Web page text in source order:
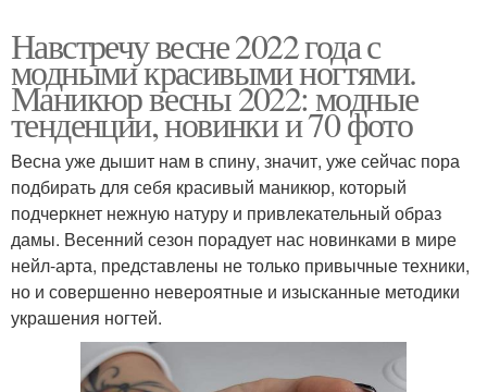
Навстречу весне 2022 года с
модными красивыми ногтями.
Маникюр весны 2022: модные
тенденции, новинки и 70 фото
Весна уже дышит нам в спину, значит, уже сейчас пора
подбирать для себя красивый маникюр, который
подчеркнет нежную натуру и привлекательный образ
дамы. Весенний сезон порадует нас новинками в мире
нейл-арта, представлены не только привычные техники,
но и совершенно невероятные и изысканные методики
украшения ногтей.